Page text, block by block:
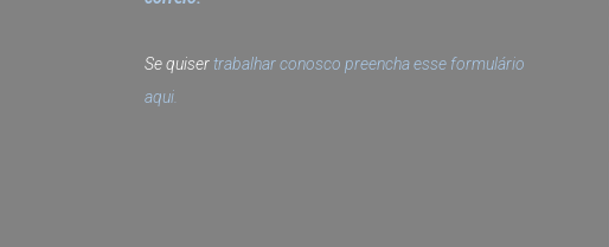
Se quisertrabalhar conosco preencha esse formulário
aqui.